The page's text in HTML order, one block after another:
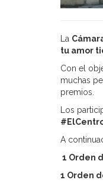
La
tu amor
Con el
muchas
premios.
Los
A
1 Orden
1 Orden